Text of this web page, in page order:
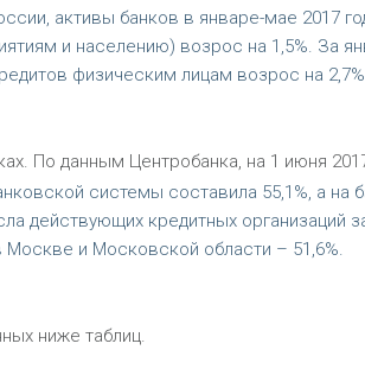
активы банков в январе-мае 2017
и населению) возрос на 1,5%. За
физическим лицам возрос на
По данным Центробанка, на 1 июня
системы составила 55,1%, а на
действующих кредитных организаций
и Московской области – 51,6%.
ниже таблиц.